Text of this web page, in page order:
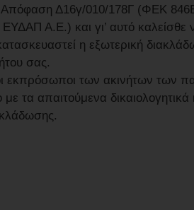
Δ16γ/010/178Γ (ΦΕΚ
ΕΥΔΑΠ Α.Ε.) και γι’ αυτό καλείσθε
η εξωτερική
σας.
εκπρόσωποι των ακινήτων των
τα απαιτούμενα δικαιολογητικά